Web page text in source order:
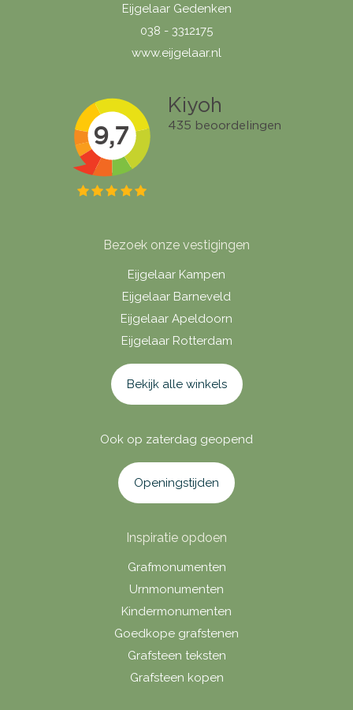
Eijgelaar Gedenken
038 - 3312175
www.eijgelaar.nl
Bezoek onze vestigingen
Eijgelaar Kampen
Eijgelaar Barneveld
Eijgelaar Apeldoorn
Eijgelaar Rotterdam
Bekijk alle winkels
Ook op zaterdag geopend
Openingstijden
Inspiratie opdoen
Grafmonumenten
Urnmonumenten
Kindermonumenten
Goedkope grafstenen
Grafsteen teksten
Grafsteen kopen